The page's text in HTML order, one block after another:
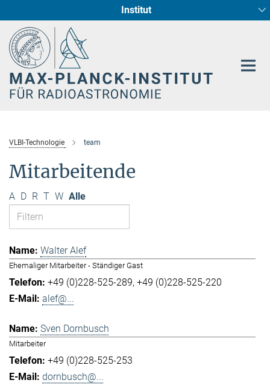
Institut
Radioastronomische Fundamentalphysik
Sternentstehung und Galaxienentwicklung
VLBI-Technologie team
Mitarbeitende
A D R T W Alle
Walter Alef
Ehemaliger Mitarbeiter - Ständiger Gast
+49 (0)228-525-289 +49 (0)228-525-220
alef@...
Sven Dornbusch
Mitarbeiter
+49 (0)228-525-253
dornbusch@...